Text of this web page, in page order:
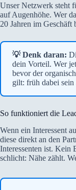
Unser Netzwerk steht
auf Augenhöhe. Wer
20 Jahren im Geschäft
💡 Denk daran:
dein Vorteil. Wer
bevor der
gilt: früh dabei sein
So funktioniert die
Wenn ein Interessent
diese direkt an den
Interessenten ist. Kein
schlicht: Nähe zählt.